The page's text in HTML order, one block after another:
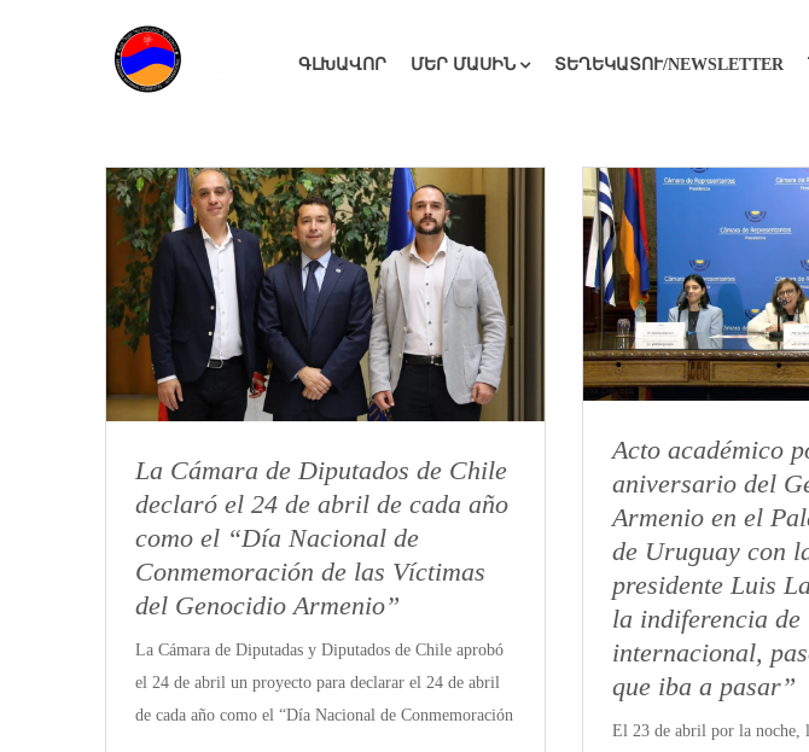
ԳԼԽԱՎՈՐ ՄԵՐ ՄԱՍԻՆ ՏԵՂԵԿԱՏՈՒ/NEWSLETTER
La Cámara de Diputados de Chile
declaró el 24 de abril de cada año
como el “Día Nacional de
Conmemoración de las Víctimas
del Genocidio Armenio”
La Cámara de Diputadas y Diputados de Chile aprobó
el 24 de abril un proyecto para declarar el 24 de abril
de cada año como el “Día Nacional de Conmemoración
Acto académico
aniversario del
Armenio en el
de Uruguay con
presidente Luis
la indiferencia de
internacional,
que iba a pasar”
El 23 de abril por la noche,